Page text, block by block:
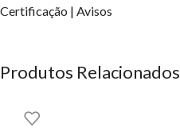
Certificação | Avisos
Produtos Relacionados